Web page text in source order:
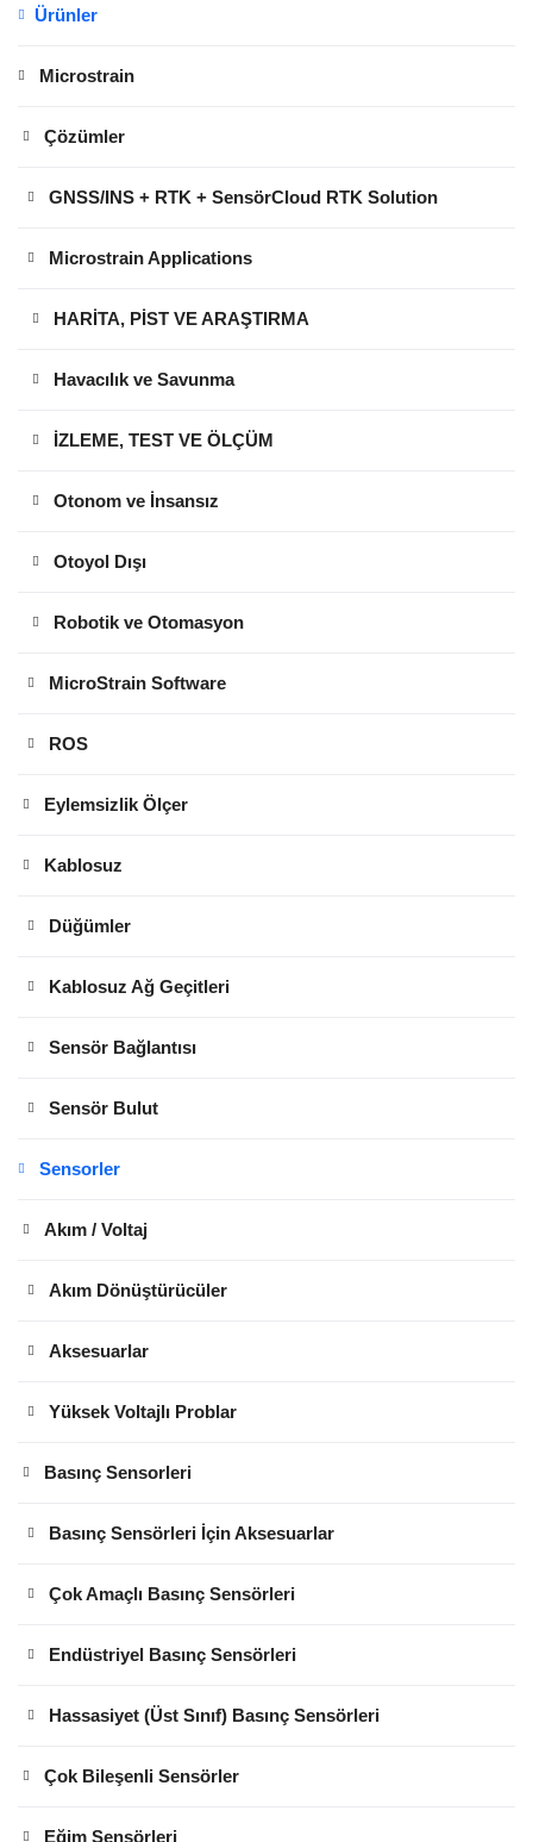
Ürünler
Microstrain
Çözümler
GNSS/INS + RTK + SensörCloud RTK Solution
Microstrain Applications
HARİTA, PİST VE ARAŞTIRMA
Havacılık ve Savunma
İZLEME, TEST VE ÖLÇÜM
Otonom ve İnsansız
Otoyol Dışı
Robotik ve Otomasyon
MicroStrain Software
ROS
Eylemsizlik Ölçer
Kablosuz
Düğümler
Kablosuz Ağ Geçitleri
Sensör Bağlantısı
Sensör Bulut
Sensorler
Akım / Voltaj
Akım Dönüştürücüler
Aksesuarlar
Yüksek Voltajlı Problar
Basınç Sensorleri
Basınç Sensörleri İçin Aksesuarlar
Çok Amaçlı Basınç Sensörleri
Endüstriyel Basınç Sensörleri
Hassasiyet (Üst Sınıf) Basınç Sensörleri
Çok Bileşenli Sensörler
Eğim Sensörleri